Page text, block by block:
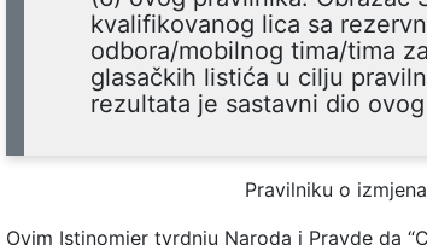
kvalifikovanog lica sa
odbora/mobilnog tima/tima
glasačkih listića u cilju
rezultata je sastavni dio
Pravilniku o
Ovim Istinomjer tvrdnju Naroda i Pravde da